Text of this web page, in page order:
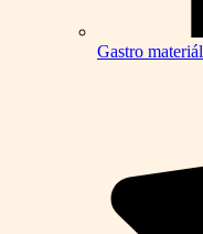
Gastro materiál